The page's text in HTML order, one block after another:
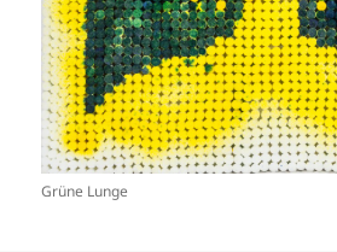
Grüne Lunge